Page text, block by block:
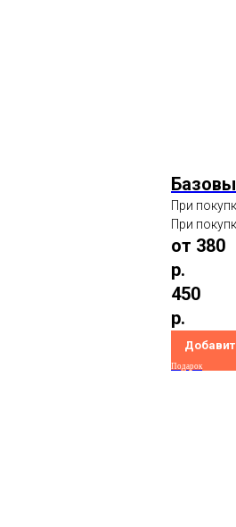
При
При
от 380
р.
450
р.
Подарок